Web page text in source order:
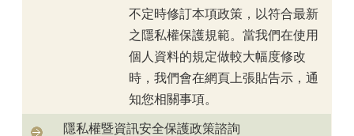
不定時修訂本項政策，以符合最新
之隱私權保護規範。當我們在使用
個人資料的規定做較大幅度修改
時，我們會在網頁上張貼告示，通
知您相關事項。
隱私權暨資訊安全保護政策諮詢